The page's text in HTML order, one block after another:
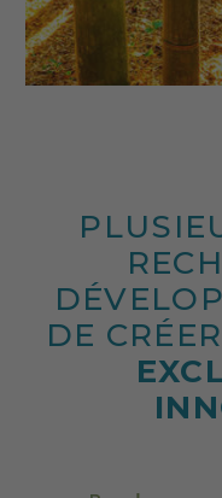
DE CRÉER